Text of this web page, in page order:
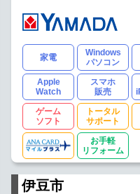
家電
Windows
パソコン
Apple
Watch
スマホ
販売
ゲーム
ソフト
トータル
サポート
お手軽
リフォーム
伊豆市